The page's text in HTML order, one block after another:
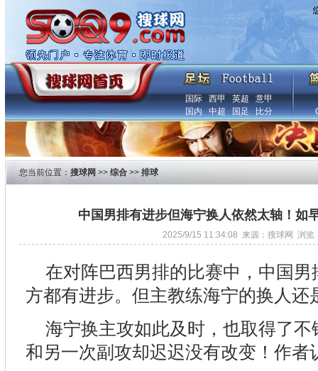
国际 西甲 英超
意甲
国内
中超 国足 比分
您当前位置： 搜球网 >> 综合 >> 排球
中国男排有进步但海宁换人依然太轴！如
2025/9/15 11:34:08 来源：搜球网 浏览
在对阵巴西男排的比赛中，中国
方都有进步。但主教练海宁的换人还
海宁换主攻如此及时，也取得了
和另一次副攻却迟迟没有改变！作者